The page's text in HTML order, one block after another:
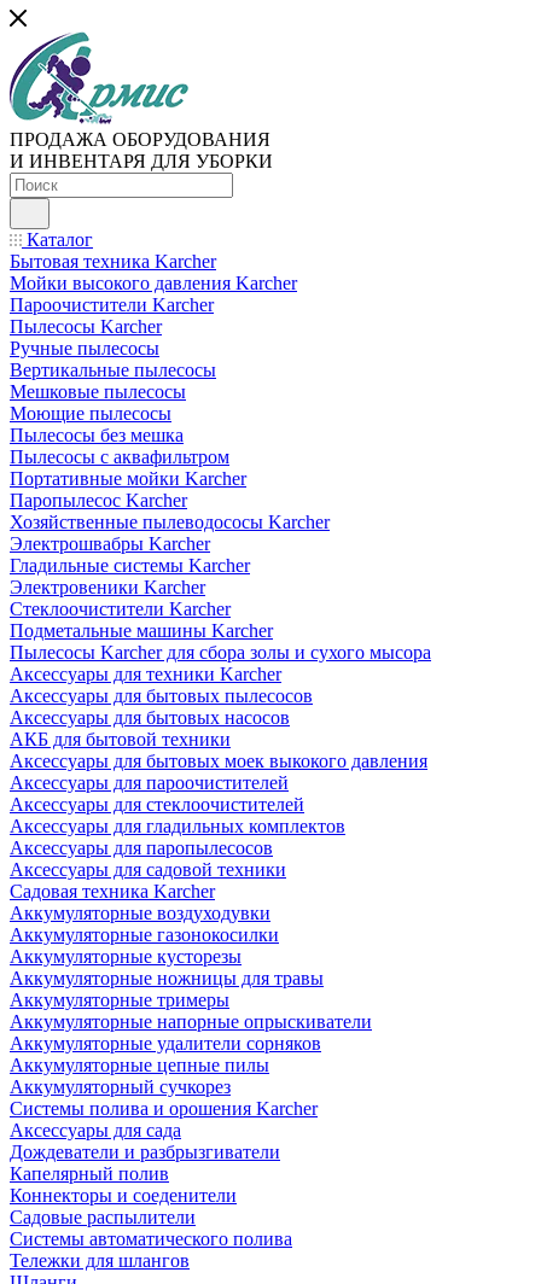
ПРОДАЖА ОБОРУДОВАНИЯ
И ИНВЕНТАРЯ ДЛЯ УБОРКИ
Каталог
Бытовая техника Karcher
Мойки высокого давления Karcher
Пароочистители Karcher
Пылесосы Karcher
Ручные пылесосы
Вертикальные пылесосы
Мешковые пылесосы
Моющие пылесосы
Пылесосы без мешка
Пылесосы с аквафильтром
Портативные мойки Karcher
Паропылесос Karcher
Хозяйственные пылеводососы Karcher
Электрошвабры Karcher
Гладильные системы Karcher
Электровеники Karcher
Стеклоочистители Karcher
Подметальные машины Karcher
Пылесосы Karcher для сбора золы и сухого мысора
Аксессуары для техники Karcher
Аксессуары для бытовых пылесосов
Аксессуары для бытовых насосов
АКБ для бытовой техники
Аксессуары для бытовых моек выкокого давления
Аксессуары для пароочистителей
Аксессуары для стеклоочистителей
Аксессуары для гладильных комплектов
Аксессуары для паропылесосов
Аксессуары для садовой техники
Садовая техника Karcher
Аккумуляторные воздуходувки
Аккумуляторные газонокосилки
Аккумуляторные кусторезы
Аккумуляторные ножницы для травы
Аккумуляторные тримеры
Аккумуляторные напорные опрыскиватели
Аккумуляторные удалители сорняков
Аккумуляторные цепные пилы
Аккумуляторный сучкорез
Системы полива и орошения Karcher
Аксессуары для сада
Дождеватели и разбрызгиватели
Капелярный полив
Коннекторы и соеденители
Садовые распылители
Системы автоматического полива
Тележки для шлангов